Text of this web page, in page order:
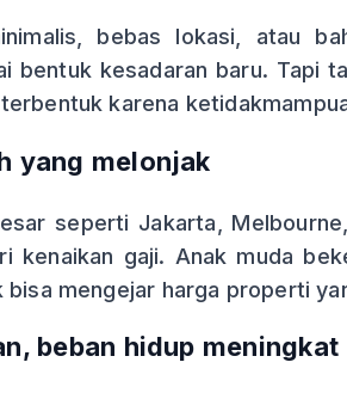
bebas lokasi, atau
bentuk kesadaran baru. Tapi
karena
yang melonjak
seperti Jakarta,
kenaikan gaji. Anak muda
mengejar harga properti
beban hidup meningkat